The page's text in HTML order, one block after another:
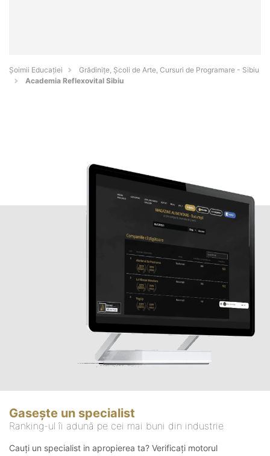
Șoimii Educației
Grădinițe, Școli de Arte, Cursuri de Programare - Sibiu
Academia Reflexovital Sibiu
Gasește un specialist
Ranking-ul îi adună pe cei mai buni din industrie
Cauți un specialist in apropierea ta? Verificați motorul